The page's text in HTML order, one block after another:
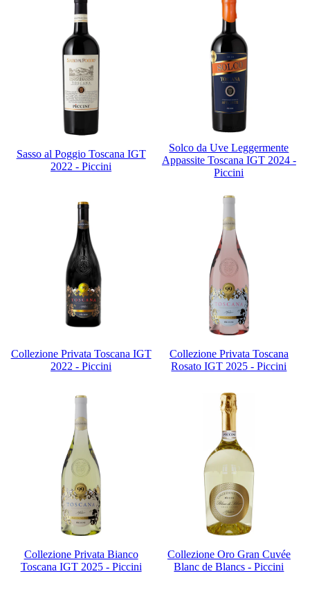
Sasso al Poggio Toscana IGT
2022 - Piccini
Solco da Uve Leggermente
Appassite Toscana IGT 2024 -
Piccini
Collezione Privata Toscana IGT
2022 - Piccini
Collezione Privata Toscana
Rosato IGT 2025 - Piccini
Collezione Privata Bianco
Toscana IGT 2025 - Piccini
Collezione Oro Gran Cuvée
Blanc de Blancs - Piccini